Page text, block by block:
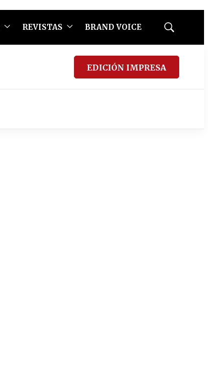
REVISTAS BRAND VOICE
Mostrar
EDICIÓN IMPRESA